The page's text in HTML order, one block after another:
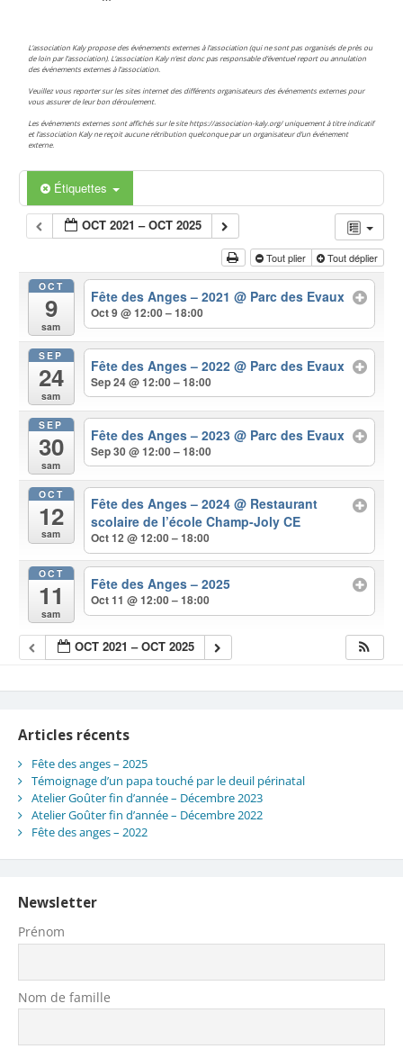
L’association Kaly propose des événements externes à l’association (qui ne sont pas organisés de près ou
de loin par l’association). L’association Kaly n’est donc pas responsable d’éventuel report ou annulation
des événements externes à l’association.
Veuillez vous reporter sur les sites internet des différents organisateurs des événements externes pour
vous assurer de leur bon déroulement.
Les événements externes sont affichés sur le site https://association-kaly.org/ uniquement à titre indicatif
et l’association Kaly ne reçoit aucune rétribution quelconque par un organisateur d’un événement
externe.
Étiquettes
OCT 2021 – OCT 2025
Tout plier Tout déplier
OCT
9
sam
Fête des Anges – 2021@ Parc des Evaux
Oct 9 @ 12:00 – 18:00
SEP
24
sam
Fête des Anges – 2022@ Parc des Evaux
Sep 24 @ 12:00 – 18:00
SEP
30
sam
Fête des Anges – 2023@ Parc des Evaux
Sep 30 @ 12:00 – 18:00
OCT
12
sam
Fête des Anges – 2024@ Restaurant
scolaire de l’école Champ-Joly CE
Oct 12 @ 12:00 – 18:00
OCT
11
sam
Fête des Anges – 2025
Oct 11 @ 12:00 – 18:00
OCT 2021 – OCT 2025
Articles récents
Fête des anges – 2025
Témoignage d’un papa touché par le deuil périnatal
Atelier Goûter fin d’année – Décembre 2023
Atelier Goûter fin d’année – Décembre 2022
Fête des anges – 2022
Newsletter
Prénom
Nom de famille